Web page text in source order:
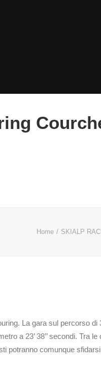
Home SKIALP
La gara sul percorso
a 23’ 38’’ secondi. Tra le
potranno comunque